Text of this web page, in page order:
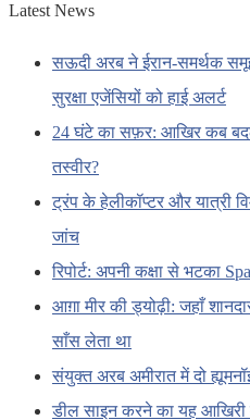
Latest News
सऊदी अरब ने ईरान-समर्थक
सुरक्षा एजेंसियों को हाई अलर्ट
24 घंटे का सफ़र: आखिर कब
तस्वीर?
ट्रंप के हेलीकॉप्टर और यात्री
जांच
रिपोर्ट: अपनी कक्षा से भटका
आग़ा मीर की ड्योढ़ी: जहाँ
साँस लेता था
संयुक्त अरब अमीरात में दो
डील साइन करने का यह आखिरी